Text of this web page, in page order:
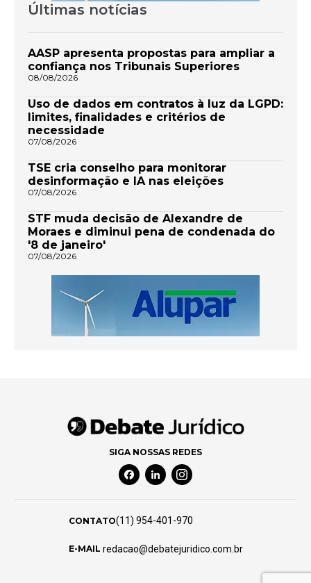
Últimas notícias
AASP apresenta propostas para ampliar a
confiança nos Tribunais Superiores
08/08/2026
Uso de dados em contratos à luz da LGPD:
limites, finalidades e critérios de
necessidade
07/08/2026
TSE cria conselho para monitorar
desinformação e IA nas eleições
07/08/2026
STF muda decisão de Alexandre de
Moraes e diminui pena de condenada do
'8 de janeiro'
07/08/2026
SIGA NOSSAS REDES
Facebook Social Media
Linkedin Social Media
Instagram Social Media
CONTATO(11) 954-401-970
E-MAIL redacao@debatejuridico.com.br